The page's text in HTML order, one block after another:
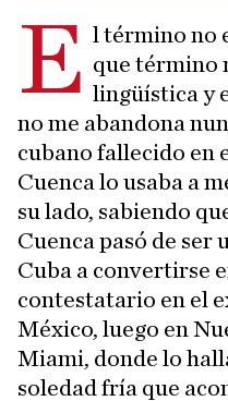
E l término no
que término
lingüística y
no me abandona
cubano fallecido en
Cuenca lo usaba a
su lado, sabiendo
Cuenca pasó de
Cuba a convertirse
contestatario en el
México, luego en
Miami, donde lo
soledad fría que